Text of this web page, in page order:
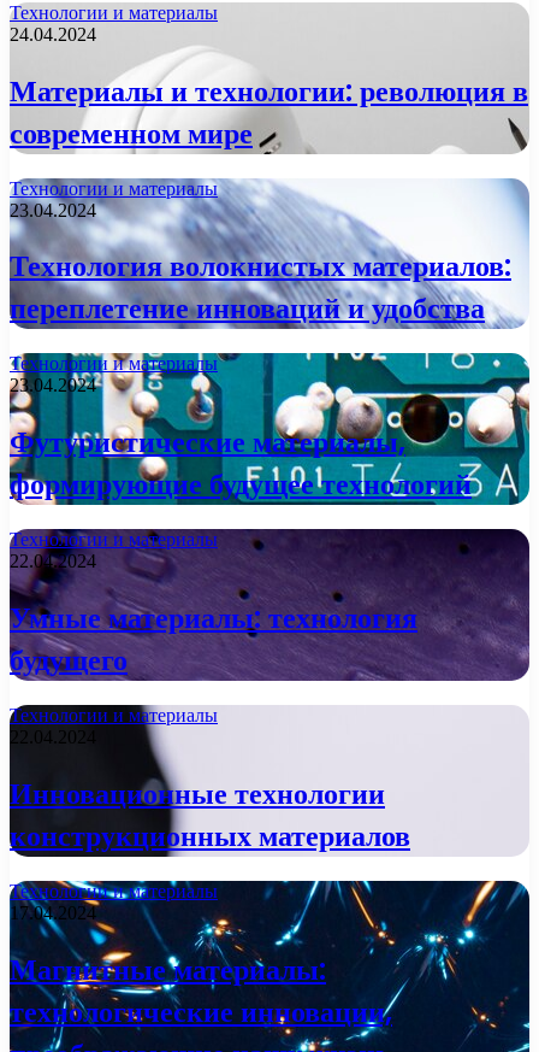
Технологии и материалы
24.04.2024
Материалы и технологии: революция в
современном мире
Технологии и материалы
23.04.2024
Технология волокнистых материалов:
переплетение инноваций и удобства
Технологии и материалы
23.04.2024
Футуристические материалы,
формирующие будущее технологий
Технологии и материалы
22.04.2024
Умные материалы: технология
будущего
Технологии и материалы
22.04.2024
Инновационные технологии
конструкционных материалов
Технологии и материалы
17.04.2024
Магнитные материалы:
технологические инновации,